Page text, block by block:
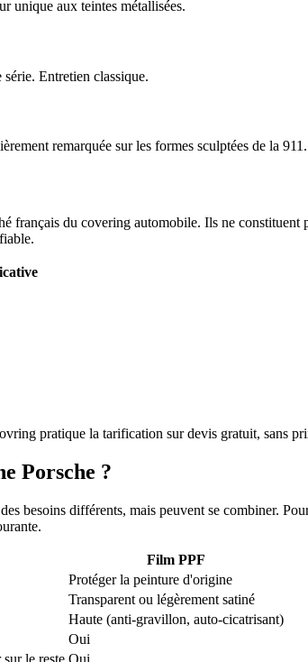
unique aux teintes métallisées.
Entretien classique.
remarquée sur les formes sculptées de la 911.
français du covering automobile. Ils ne
pratique la tarification sur devis gratuit, sans
Porsche ?
besoins différents, mais peuvent se combiner.
Film PPF
Protéger la peinture d'origine
Transparent ou légèrement satiné
Haute (anti-gravillon, auto-cicatrisant)
Oui
le reste Oui